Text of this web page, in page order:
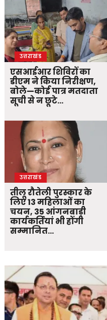
उत्तराखंड
एसआईआर शिविरों का
डीएम ने किया निरीक्षण,
बोले—कोई पात्र मतदाता
सूची से न छूटे…
उत्तराखंड
तीलू रौतेली पुरस्कार के
लिए 13 महिलाओं का
चयन, 35 आंगनबाड़ी
कार्यकर्तियां भी होंगी
सम्मानित…